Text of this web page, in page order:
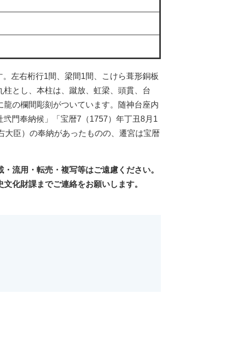
左右桁行1間、梁間1間、こけら葺形銅板
とし、本柱は、蹴放、虹梁、頭貫、台
の欄間彫刻がついています。随神台座内
門奉納候」「宝暦7（1757）年丁丑8月1
臣）の奉納があったものの、遷宮は宝暦
流用・転売・複写等はご遠慮ください。
化財課までご連絡をお願いします。